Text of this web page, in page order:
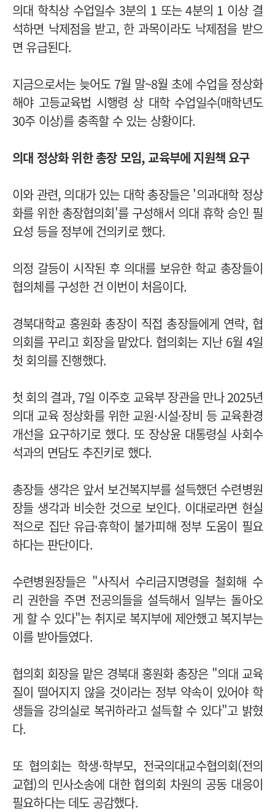
의대 학칙상 수업일수 3분의 1 또는 4분의 1 이상 결
석하면 낙제점을 받고, 한 과목이라도 낙제점을 받으
면 유급된다.
지금으로서는 늦어도 7월 말~8월 초에 수업을 정상화
해야 고등교육법 시행령 상 대학 수업일수(매학년도
30주 이상)를 충족할 수 있는 상황이다.
의대 정상화 위한 총장 모임, 교육부에 지원책 요구
이와 관련, 의대가 있는 대학 총장들은 '의과대학 정상
화를 위한 총장협의회'를 구성해서 의대 휴학 승인 필
요성 등을 정부에 건의키로 했다.
의정 갈등이 시작된 후 의대를 보유한 학교 총장들이
협의체를 구성한 건 이번이 처음이다.
경북대학교 홍원화 총장이 직접 총장들에게 연락, 협
의회를 꾸리고 회장을 맡았다. 협의회는 지난 6월 4일
첫 회의를 진행했다.
첫 회의 결과, 7일 이주호 교육부 장관을 만나 2025년
의대 교육 정상화를 위한 교원·시설·장비 등 교육환경
개선을 요구하기로 했다. 또 장상윤 대통령실 사회수
석과의 면담도 추진키로 했다.
총장들 생각은 앞서 보건복지부를 설득했던 수련병원
장들 생각과 비슷한 것으로 보인다. 이대로라면 현실
적으로 집단 유급·휴학이 불가피해 정부 도움이 필요
하다는 판단이다.
수련병원장들은 "사직서 수리금지명령을 철회해 수
리 권한을 주면 전공의들을 설득해서 일부는 돌아오
게 할 수 있다"는 취지로 복지부에 제안했고 복지부는
이를 받아들였다.
협의회 회장을 맡은 경북대 홍원화 총장은 "의대 교육
질이 떨어지지 않을 것이라는 정부 약속이 있어야 학
생들을 강의실로 복귀하라고 설득할 수 있다"고 밝혔
다.
또 협의회는 학생·학부모, 전국의대교수협의회(전의
교협)의 민사소송에 대한 협의회 차원의 공동 대응이
필요하다는 데도 공감했다.